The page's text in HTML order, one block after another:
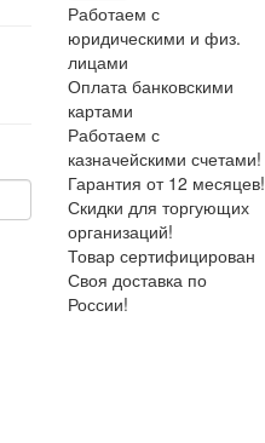
Работаем с
юридическими и физ.
лицами
Оплата банковскими
картами
Работаем с
казначейскими счетами!
Гарантия от 12 месяцев!
Скидки для торгующих
организаций!
Товар сертифицирован
Своя доставка по
России!